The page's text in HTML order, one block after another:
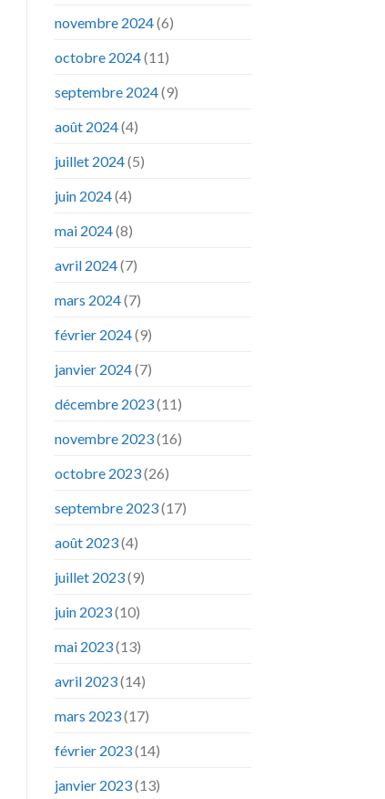
novembre 2024(6)
octobre 2024(11)
septembre 2024(9)
août 2024(4)
juillet 2024(5)
juin 2024(4)
mai 2024(8)
avril 2024(7)
mars 2024(7)
février 2024(9)
janvier 2024(7)
décembre 2023(11)
novembre 2023(16)
octobre 2023(26)
septembre 2023(17)
août 2023(4)
juillet 2023(9)
juin 2023(10)
mai 2023(13)
avril 2023(14)
mars 2023(17)
février 2023(14)
janvier 2023(13)